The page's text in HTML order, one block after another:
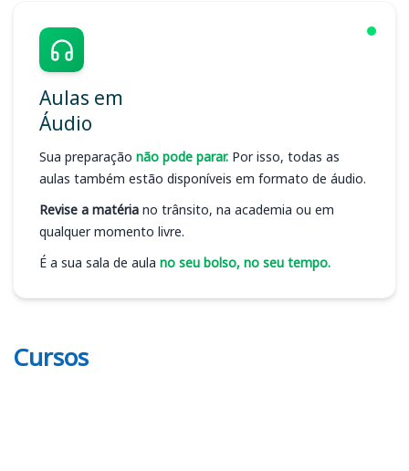
Aulas em
Áudio
Sua preparação não pode parar. Por isso, todas as
aulas também estão disponíveis em formato de áudio.
Revise a matéria no trânsito, na academia ou em
qualquer momento livre.
É a sua sala de aula no seu bolso, no seu tempo.
Cursos